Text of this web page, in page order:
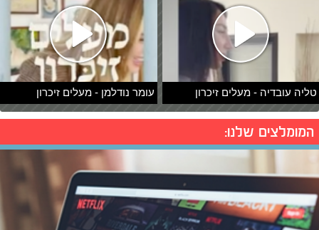
טליה עובדיה - מעלים זיכרון עומר נודלמן - מעלים זיכרון
המומלצים שלנו: